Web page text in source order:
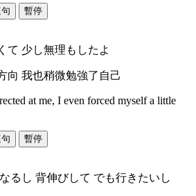
暫停
て 少し無理もしたよ
向 我也稍微勉強了自己
at me, I even forced myself a little
暫停
るし 背伸びして でも行きたいし